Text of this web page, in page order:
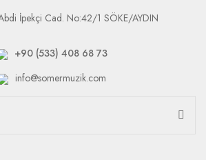
İpekçi Cad. No:42/1 SÖKE/AYDIN
+90 (533) 408 68 73
info@somermuzik.com